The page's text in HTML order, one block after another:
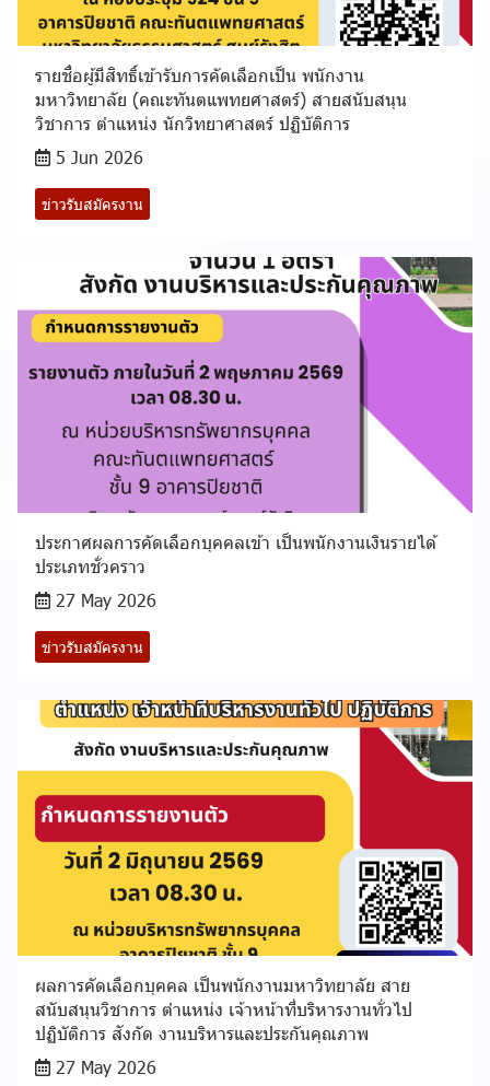
รายชื่อผู้มีสิทธิ์เข้ารับการคัดเลือกเป็น พนักงาน
มหาวิทยาลัย (คณะทันตแพทยศาสตร์) สายสนับสนุน
วิชาการ ตำแหน่ง นักวิทยาศาสตร์ ปฏิบัติการ
5 Jun 2026
ข่าวรับสมัครงาน
ประกาศผลการคัดเลือกบุคคลเข้า เป็นพนักงานเงินรายได้
ประเภทชั่วคราว
27 May 2026
ข่าวรับสมัครงาน
ผลการคัดเลือกบุคคล เป็นพนักงานมหาวิทยาลัย สาย
สนับสนุนวิชาการ ตำแหน่ง เจ้าหน้าที่บริหารงานทั่วไป
ปฏิบัติการ สังกัด งานบริหารและประกันคุณภาพ
27 May 2026